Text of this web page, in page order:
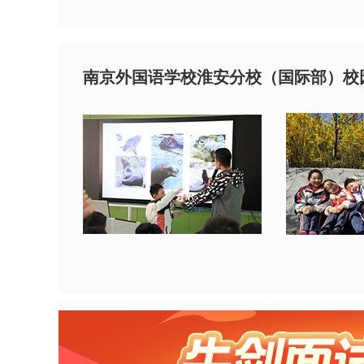
南京外国语学校淮安分校（国际部）校